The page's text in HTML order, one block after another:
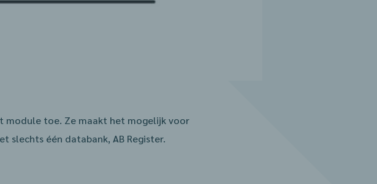
module toe. Ze maakt het mogelijk voor
slechts één databank, AB Register.